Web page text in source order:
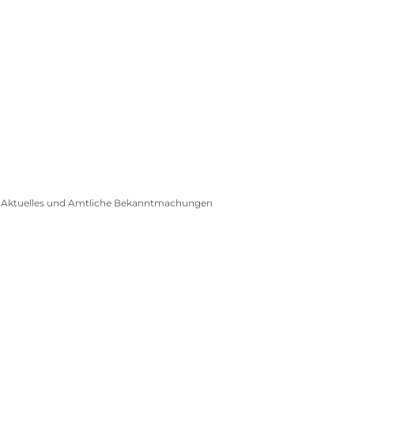
Aktuelles und Amtliche Bekanntmachungen